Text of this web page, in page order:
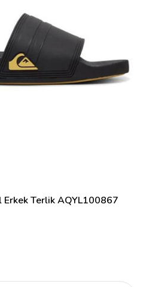
Terlik AQYL100867